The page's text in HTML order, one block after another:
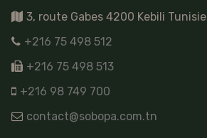
3, route Gabes 4200 Kebili Tunisie
+216 75 498 512
+216 75 498 513
+216 98 749 700
contact@sobopa.com.tn